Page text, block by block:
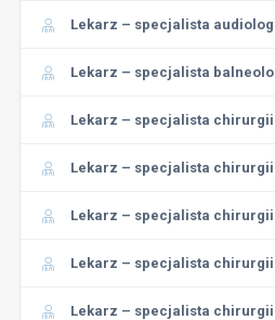
Lekarz – specjalista
Lekarz – specjalista
Lekarz – specjalista
Lekarz – specjalista
Lekarz – specjalista
Lekarz – specjalista
Lekarz – specjalista